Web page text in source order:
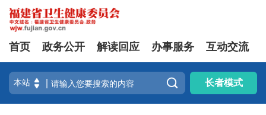
首页 政务公开 解读回应 办事服务 互动交流
 长者模式